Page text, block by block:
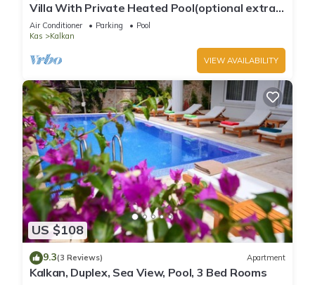
Villa With Private Heated Pool(optional extra)
And Sea Views
Air Conditioner Parking
Pool
Kas
Kalkan
VIEW AVAILABILITY
US $108
9.3(3 Reviews) Apartment
Kalkan, Duplex, Sea View, Pool, 3 Bed Rooms